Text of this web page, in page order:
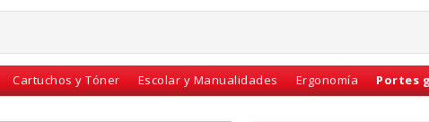
Cartuchos y Tóner Escolar y Manualidades Ergonomía Portes